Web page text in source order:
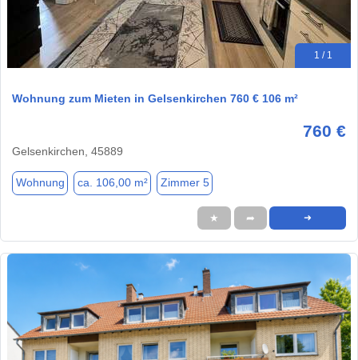
1 / 1
Wohnung zum Mieten in Gelsenkirchen 760 € 106 m²
760 €
Gelsenkirchen, 45889
Wohnung ca. 106,00 m² Zimmer 5
★ ➦ ➜